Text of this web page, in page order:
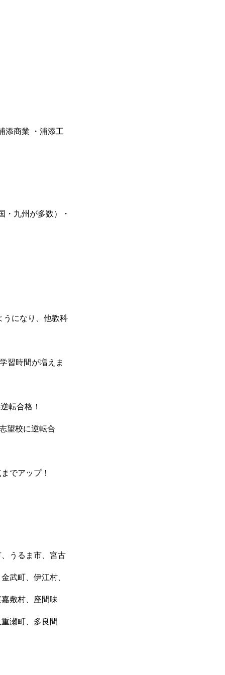
添商業 ・浦添工
・九州が多数）・
うになり、他教科
習時間が増えま
転合格！
望校に逆転合
でアップ！
うるま市、宮古
武町、伊江村、
敷村、座間味
瀬町、多良間